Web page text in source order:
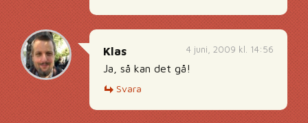
4 juni, 2009 kl. 14:56
Klas
Ja, så kan det gå!
Svara